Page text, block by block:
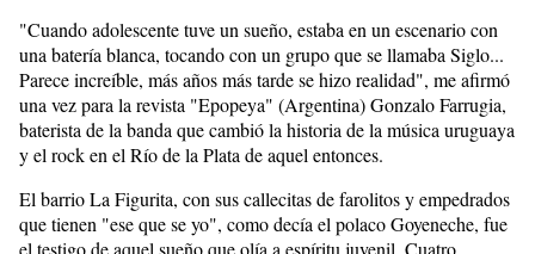
"Cuando adolescente tuve un sueño, estaba en un escenario con
una batería blanca, tocando con un grupo que se llamaba Siglo...
Parece increíble, más años más tarde se hizo realidad", me afirmó
una vez para la revista "Epopeya" (Argentina) Gonzalo Farrugia,
baterista de la banda que cambió la historia de la música uruguaya
y el rock en el Río de la Plata de aquel entonces.
El barrio La Figurita, con sus callecitas de farolitos y empedrados
que tienen "ese que se yo", como decía el polaco Goyeneche, fue